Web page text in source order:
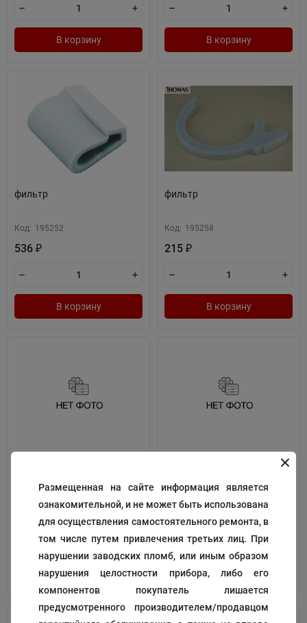
Размещенная на сайте информация является
ознакомительной, и не может быть использована
для осуществления самостоятельного ремонта, в
том числе путем привлечения третьих лиц. При
нарушении заводских пломб, или иным образом
нарушения целостности прибора, либо его
компонентов покупатель лишается
предусмотренного производителем/продавцом
В корзину В корзину
фильтр
Код: 195252
536 ₽
В корзину
фильтр
Код: 195258
215 ₽
В корзину
В корзину
Код: 195302
В корзину